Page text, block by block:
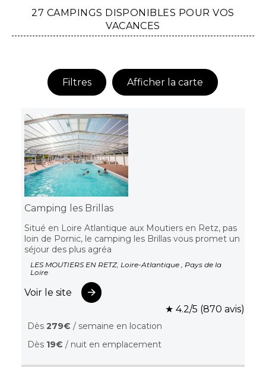
27 CAMPINGS DISPONIBLES POUR VOS
VACANCES
Filtres Afficher la carte
Camping les Brillas
Situé en Loire Atlantique aux Moutiers en Retz, pas
loin de Pornic, le camping les Brillas vous promet un
séjour des plus agréa
LES MOUTIERS EN RETZ, Loire-Atlantique , Pays de la
Loire
Voir le site
★ 4.2/5 (870 avis)
Dès 279€ / semaine en location
Dès 19€ / nuit en emplacement